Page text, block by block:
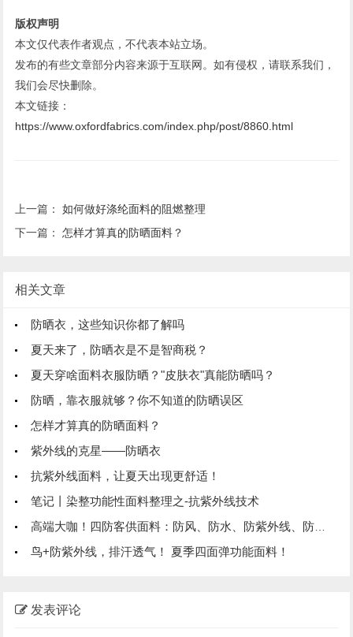
版权声明
本文仅代表作者观点，不代表本站立场。
发布的有些文章部分内容来源于互联网。如有侵权，请联系我们，
我们会尽快删除。
本文链接：
https://www.oxfordfabrics.com/index.php/post/8860.html
上一篇：如何做好涤纶面料的阻燃整理
下一篇：怎样才算真的防晒面料？
相关文章
防晒衣，这些知识你都了解吗
夏天来了，防晒衣是不是智商税？
夏天穿啥面料衣服防晒？"皮肤衣"真能防晒吗？
防晒，靠衣服就够？你不知道的防晒误区
怎样才算真的防晒面料？
紫外线的克星——防晒衣
抗紫外线面料，让夏天出现更舒适！
笔记丨染整功能性面料整理之-抗紫外线技术
高端大咖！四防客供面料：防风、防水、防紫外线、防撕裂！情侣款冲锋衣外套！旅游户外日常均可穿着！
鸟+防紫外线，排汗透气！ 夏季四面弹功能面料！
发表评论